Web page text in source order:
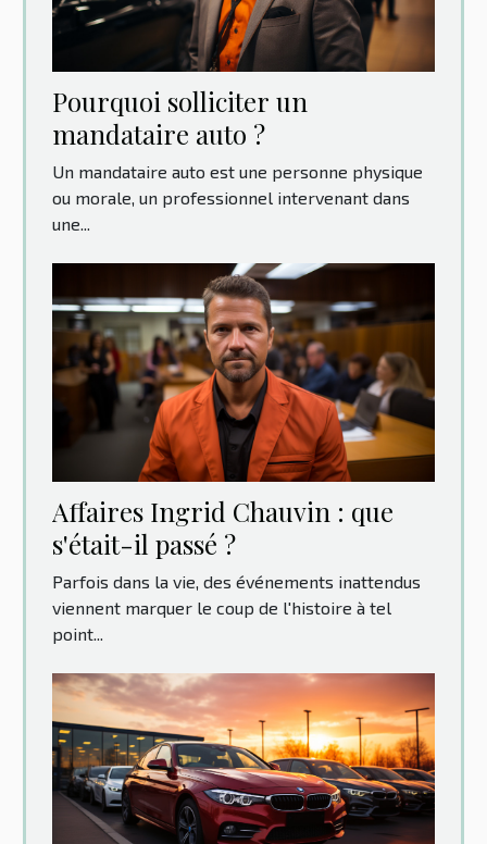
Pourquoi solliciter un
mandataire auto ?
Un mandataire auto est une personne physique
ou morale, un professionnel intervenant dans
une...
Affaires Ingrid Chauvin : que
s'était-il passé ?
Parfois dans la vie, des événements inattendus
viennent marquer le coup de l'histoire à tel
point...